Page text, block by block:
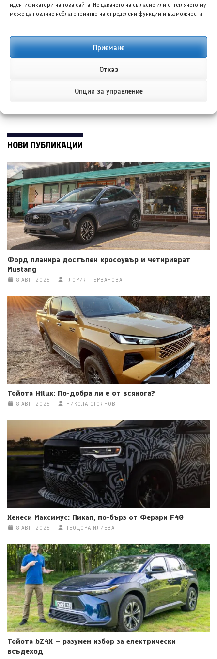
идентификатори на това сайта. Не даването на съгласие или оттеглянето му
може да повлияе неблагоприятно на определени функции и възможности.
Приемане
Отказ
Опции за управление
Тойота C-HR EV за
Шевролет Корвет ще
НОВИ ПУБЛИКАЦИИ
Форд планира достъпен кросоувър и четириврат
Mustang
8 АВГ. 2026 ГЛОРИЯ ПЪРВАНОВА
Тойота Hilux: По-добра ли е от всякога?
8 АВГ. 2026 НИКОЛА СТОЯНОВ
Хенеси Максимус: Пикап, по-бърз от Ферари F40
8 АВГ. 2026 ТЕОДОРА ИЛИЕВА
Тойота bZ4X – разумен избор за електрически
всъдеход